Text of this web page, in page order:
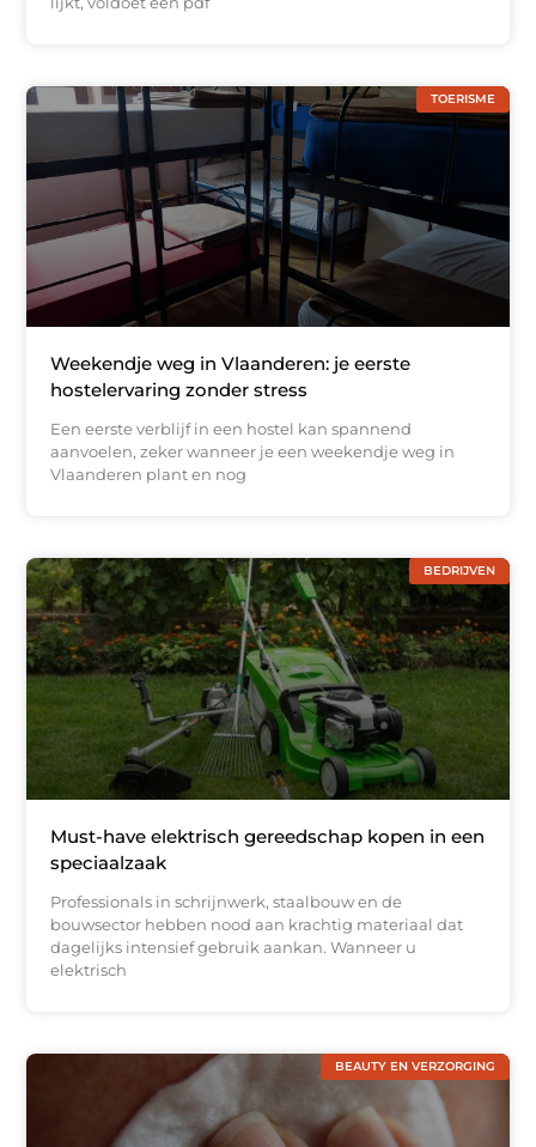
TOERISME
Weekendje weg in Vlaanderen: je eerste
hostelervaring zonder stress
Een eerste verblijf in een hostel kan spannend
aanvoelen, zeker wanneer je een weekendje weg in
Vlaanderen plant en nog
BEDRIJVEN
Must-have elektrisch gereedschap kopen in een
speciaalzaak
Professionals in schrijnwerk, staalbouw en de
bouwsector hebben nood aan krachtig materiaal dat
dagelijks intensief gebruik aankan. Wanneer u
elektrisch
BEAUTY EN VERZORGING